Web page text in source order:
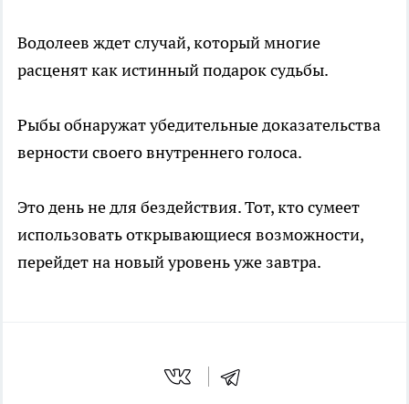
Водолеев ждет случай, который многие
расценят как истинный подарок судьбы.
Рыбы обнаружат убедительные доказательства
верности своего внутреннего голоса.
Это день не для бездействия. Тот, кто сумеет
использовать открывающиеся возможности,
перейдет на новый уровень уже завтра.